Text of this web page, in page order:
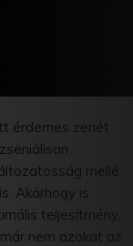
érdemes zenét
mellé
Akárhogy is
teljesítmény,
nem azokat az